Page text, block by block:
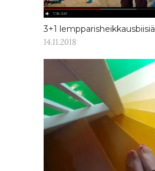
3+1 lempparisheikkausbiisiä
14.11.2018